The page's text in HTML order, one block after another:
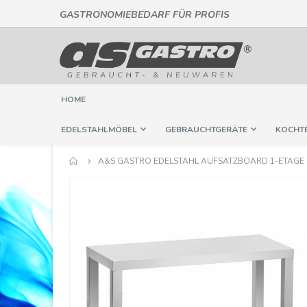
GASTRONOMIEBEDARF FÜR PROFIS
zum
Inhalt
HOME
EDELSTAHLMÖBEL GEBRAUCHTGERÄTE
A&S GASTRO EDELSTAHL AUFSATZBOARD 1-
Bildergalerie